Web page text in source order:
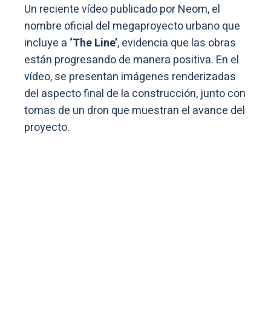
Un reciente vídeo publicado por Neom, el
nombre oficial del megaproyecto urbano que
incluye a ‘The Line’, evidencia que las obras
están progresando de manera positiva. En el
vídeo, se presentan imágenes renderizadas
del aspecto final de la construcción, junto con
tomas de un dron que muestran el avance del
proyecto.